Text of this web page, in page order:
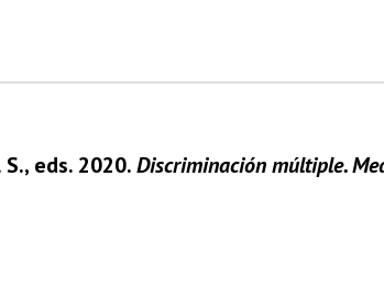
eds. 2020.Discriminación múltiple.